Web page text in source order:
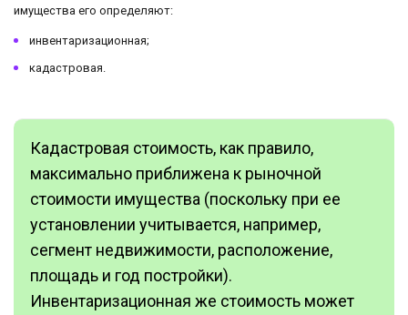
имущества его определяют:
инвентаризационная;
кадастровая.
Кадастровая стоимость, как правило,
максимально приближена к рыночной
стоимости имущества (поскольку при ее
установлении учитывается, например,
сегмент недвижимости, расположение,
площадь и год постройки).
Инвентаризационная же стоимость может